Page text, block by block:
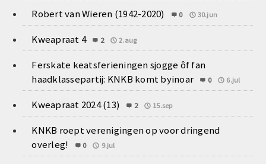
Robert van Wieren (1942-2020) 0 30.jun
Kweapraat 4 2 2.aug
Ferskate keatsferieningen sjogge ôf fan
haadklassepartij: KNKB komt byinoar
0 6.jul
Kweapraat 2024 (13) 2 15.sep
KNKB roept verenigingen op voor dringend
overleg!
0 9.jul